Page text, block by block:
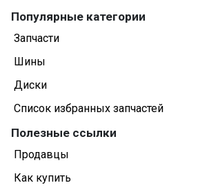
Популярные категории
Запчасти
Шины
Диски
Список избранных запчастей
Полезные ссылки
Продавцы
Как купить